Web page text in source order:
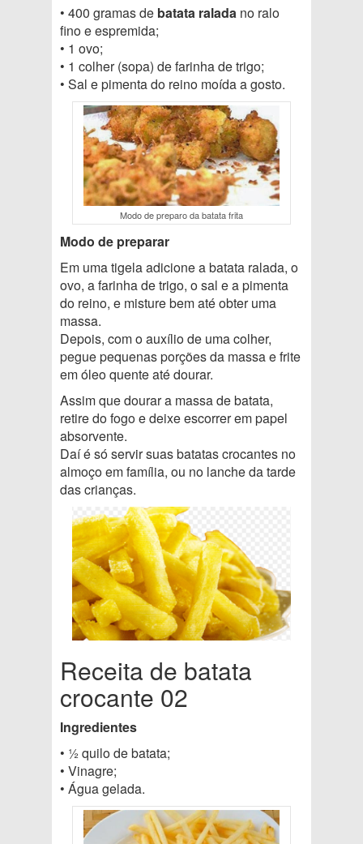
• 400 gramas de batata ralada no ralo
fino e espremida;
• 1 ovo;
• 1 colher (sopa) de farinha de trigo;
• Sal e pimenta do reino moída a gosto.
Modo de preparo da batata frita
Modo de preparar
Em uma tigela adicione a batata ralada, o
ovo, a farinha de trigo, o sal e a pimenta
do reino, e misture bem até obter uma
massa.
Depois, com o auxílio de uma colher,
pegue pequenas porções da massa e frite
em óleo quente até dourar.
Assim que dourar a massa de batata,
retire do fogo e deixe escorrer em papel
absorvente.
Daí é só servir suas batatas crocantes no
almoço em família, ou no lanche da tarde
das crianças.
Receita de batata
crocante 02
Ingredientes
• ½ quilo de batata;
• Vinagre;
• Água gelada.